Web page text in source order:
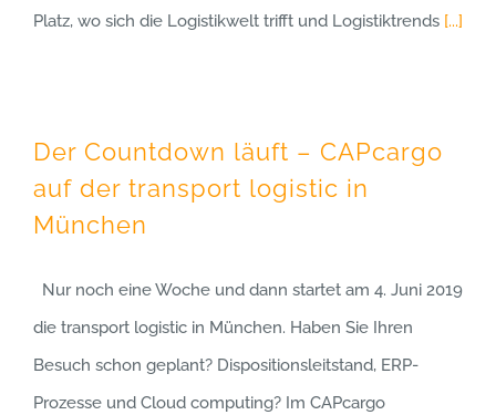
Platz, wo sich die Logistikwelt trifft und Logistiktrends [...]
Der Countdown läuft – CAPcargo
auf der transport logistic in
München
Nur noch eine Woche und dann startet am 4. Juni 2019
die transport logistic in München. Haben Sie Ihren
Besuch schon geplant? Dispositionsleitstand, ERP-
Prozesse und Cloud computing? Im CAPcargo